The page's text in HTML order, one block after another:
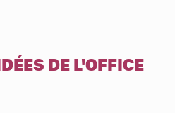
DE L'OFFICE